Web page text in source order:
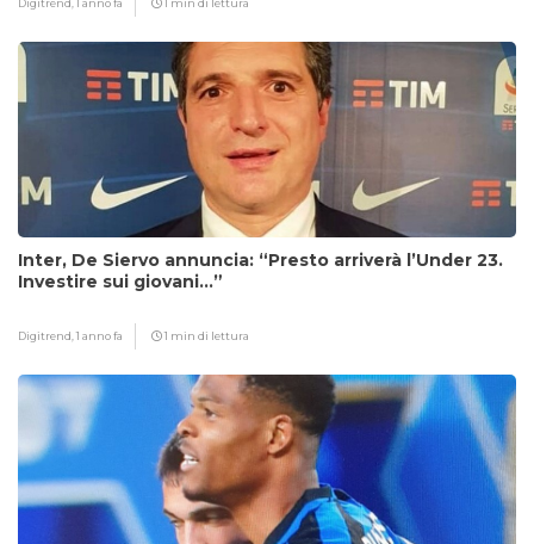
Digitrend,1 anno fa 1 min di lettura
Inter, De Siervo annuncia: “Presto arriverà l’Under 23.
Investire sui giovani…”
Digitrend,1 anno fa 1 min di lettura